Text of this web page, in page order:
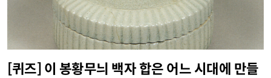
[퀴즈] 이 봉황무늬 백자 합은 어느 시대에 만들